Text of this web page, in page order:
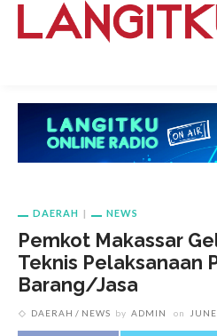
DAERAH NEWS
Pemkot Makassar
Teknis Pelaksanaan
Barang/Jasa
DAERAH NEWS by ADMIN on